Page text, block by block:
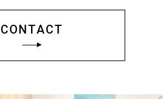
CONTACT